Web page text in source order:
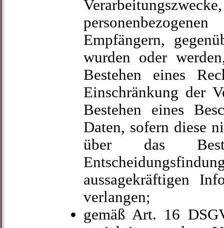
Empfängern,
wurden oder
Bestehen eines
Einschränkung der
Bestehen eines
Daten, sofern diese
über das
aussagekräftigen
verlangen;
gemäß Art. 16